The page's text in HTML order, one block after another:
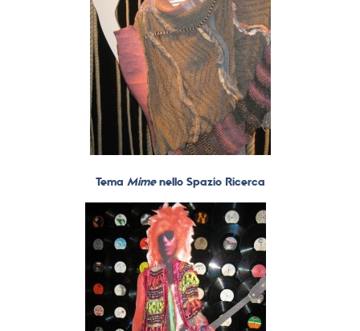
Tema Mimenello Spazio Ricerca